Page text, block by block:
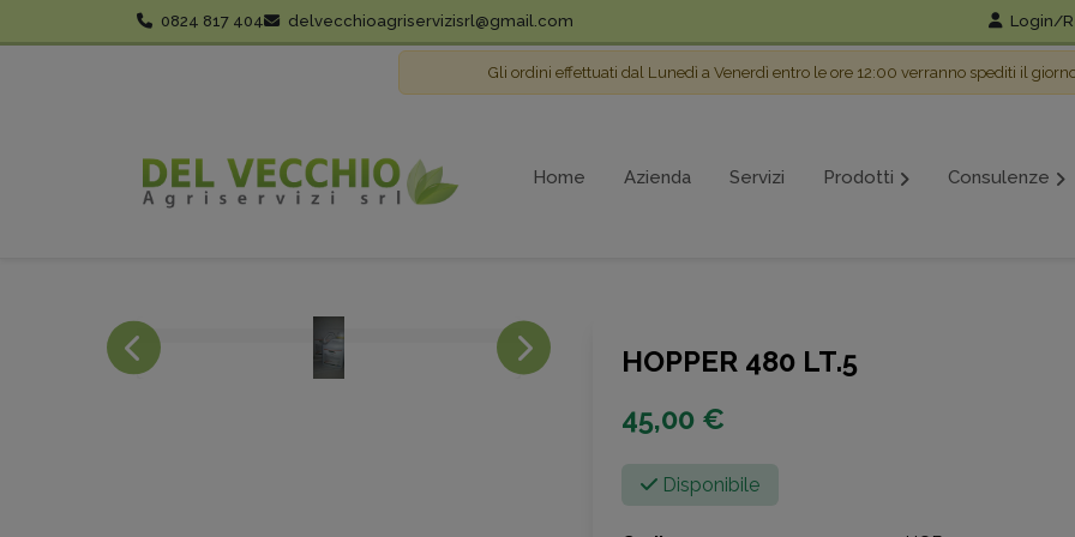
0824 817 404 delvecchioagriservizisrl@gmail.com Login/
Gli ordini effettuati dal Lunedì a Venerdì entro le ore 12:00 verranno spediti il
Home Azienda Servizi Prodotti Consulenze
HOPPER 480 LT.5
45,00 €
Disponibile